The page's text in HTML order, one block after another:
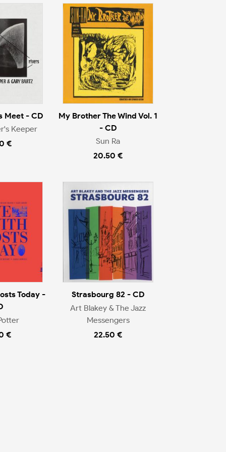
Meet - CD
Keeper
€
My Brother The Wind Vol. 1
- CD
Sun Ra
20.50 €
Today -
€
Strasbourg 82 - CD
Art Blakey & The Jazz
Messengers
22.50 €